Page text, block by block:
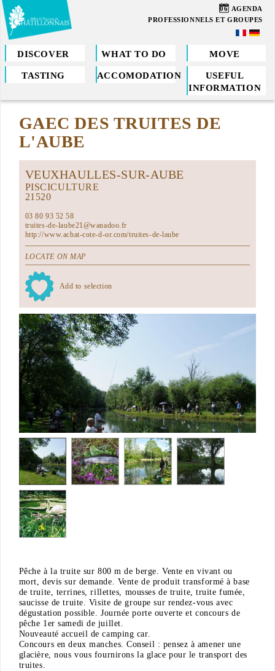
Skip
to
main
content
06 AGENDA
PROFESSIONNELS ET GROUPES
DISCOVER WHAT TO DO MOVE
TASTING ACCOMODATION
USEFUL
INFORMATION
You
are
hereGAEC DES TRUITES DE
L'AUBE
VEUXHAULLES-SUR-AUBE
PISCICULTURE
21520
03 80 93 52 58
truites-de-laube21@wanadoo.fr
http://www.achat-cote-d-or.com/truites-de-laube
LOCATE ON MAP
Add to selection
Pêche à la truite sur 800 m de berge. Vente en vivant ou
mort, devis sur demande. Vente de produit transformé à base
de truite, terrines, rillettes, mousses de truite, truite fumée,
saucisse de truite. Visite de groupe sur rendez-vous avec
dégustation possible. Journée porte ouverte et concours de
pêche 1er samedi de juillet.
Nouveauté accueil de camping car.
Concours en deux manches. Conseil : pensez à amener une
glacière, nous vous fournirons la glace pour le transport des
truites.